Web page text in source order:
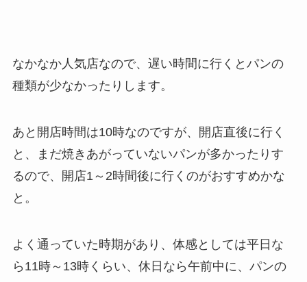
なかなか人気店なので、遅い時間に行くとパンの
種類が少なかったりします。
あと開店時間は10時なのですが、開店直後に行く
と、まだ焼きあがっていないパンが多かったりす
るので、開店1～2時間後に行くのがおすすめかな
と。
よく通っていた時期があり、体感としては平日な
ら11時～13時くらい、休日なら午前中に、パンの